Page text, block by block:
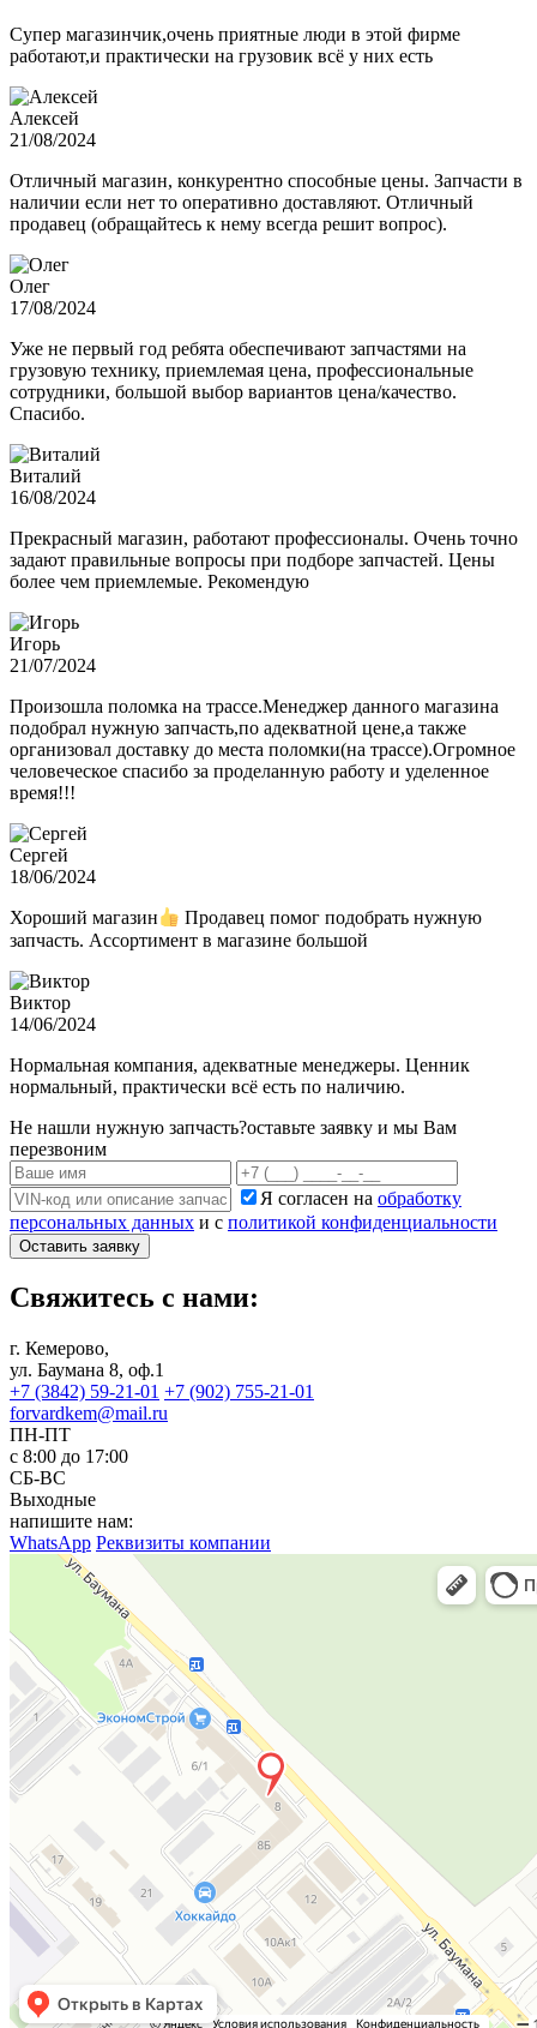
Супер магазинчик,очень приятные люди в этой фирме
работают,и практически на грузовик всё у них есть
Алексей
21/08/2024
Отличный магазин, конкурентно способные цены. Запчасти в
наличии если нет то оперативно доставляют. Отличный
продавец (обращайтесь к нему всегда решит вопрос).
Олег
17/08/2024
Уже не первый год ребята обеспечивают запчастями на
грузовую технику, приемлемая цена, профессиональные
сотрудники, большой выбор вариантов цена/качество.
Спасибо.
Виталий
16/08/2024
Прекрасный магазин, работают профессионалы. Очень точно
задают правильные вопросы при подборе запчастей. Цены
более чем приемлемые. Рекомендую
Игорь
21/07/2024
Произошла поломка на трассе.Менеджер данного магазина
подобрал нужную запчасть,по адекватной цене,а также
организовал доставку до места поломки(на трассе).Огромное
человеческое спасибо за проделанную работу и уделенное
время!!!
Сергей
18/06/2024
Хороший магазин
Продавец помог подобрать нужную
запчасть. Ассортимент в магазине большой
Виктор
14/06/2024
Нормальная компания, адекватные менеджеры. Ценник
нормальный, практически всё есть по наличию.
Не нашли нужную запчасть?оставьте заявку и мы Вам
перезвоним
Я согласен на обработку
персональных данных и с политикой конфиденциальности
Оставить заявку
Свяжитесь с нами:
г. Кемерово,
ул. Баумана 8, оф.1
+7 (3842) 59-21-01 +7 (902) 755-21-01
forvardkem@mail.ru
ПН-ПТ
с 8:00 до 17:00
СБ-ВС
Выходные
напишите нам:
WhatsApp Реквизиты компании